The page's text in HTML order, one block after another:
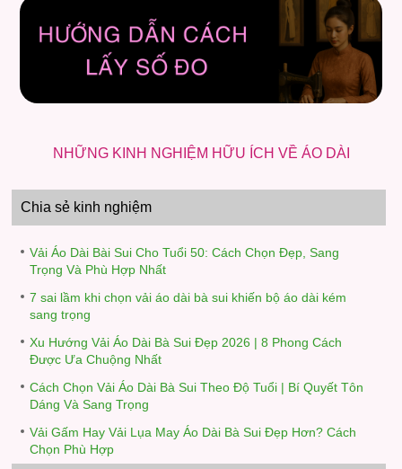
NHỮNG KINH NGHIỆM HỮU ÍCH VỀ ÁO DÀI
Chia sẻ kinh nghiệm
Vải Áo Dài Bài Sui Cho Tuổi 50: Cách Chọn Đẹp, Sang
Trọng Và Phù Hợp Nhất
7 sai lầm khi chọn vải áo dài bà sui khiến bộ áo dài kém
sang trọng
Xu Hướng Vải Áo Dài Bà Sui Đẹp 2026 | 8 Phong Cách
Được Ưa Chuộng Nhất
Cách Chọn Vải Áo Dài Bà Sui Theo Độ Tuổi | Bí Quyết Tôn
Dáng Và Sang Trọng
Vải Gấm Hay Vải Lụa May Áo Dài Bà Sui Đẹp Hơn? Cách
Chọn Phù Hợp